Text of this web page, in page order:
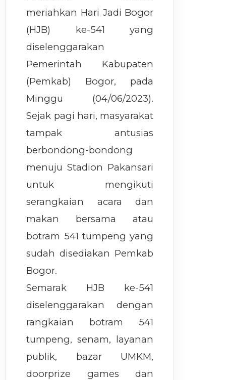
meriahkan Hari Jadi Bogor
(HJB) ke-541 yang
diselenggarakan
Pemerintah Kabupaten
(Pemkab) Bogor, pada
Minggu (04/06/2023).
Sejak pagi hari, masyarakat
tampak antusias
berbondong-bondong
menuju Stadion Pakansari
untuk mengikuti
serangkaian acara dan
makan bersama atau
botram 541 tumpeng yang
sudah disediakan Pemkab
Bogor.
Semarak HJB ke-541
diselenggarakan dengan
rangkaian botram 541
tumpeng, senam, layanan
publik, bazar UMKM,
doorprize games dan